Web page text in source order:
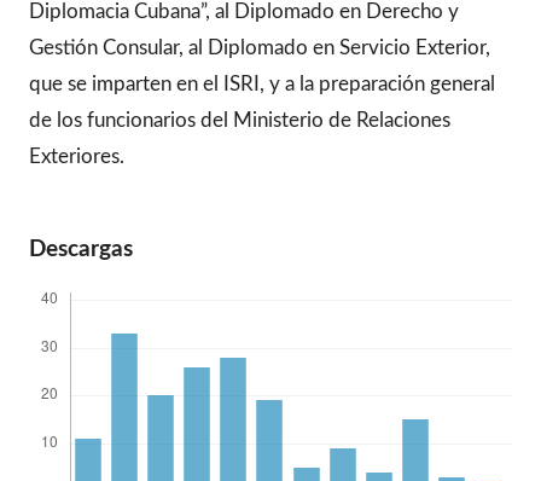
Diplomacia Cubana”, al Diplomado en Derecho y
Gestión Consular, al Diplomado en Servicio Exterior,
que se imparten en el ISRI, y a la preparación general
de los funcionarios del Ministerio de Relaciones
Exteriores.
Descargas